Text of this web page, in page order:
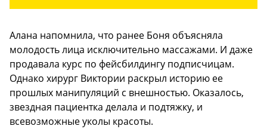
Алана напомнила, что ранее Боня объясняла
молодость лица исключительно массажами. И даже
продавала курс по фейсбилдингу подписчицам.
Однако хирург Виктории раскрыл историю ее
прошлых манипуляций с внешностью. Оказалось,
звездная пациентка делала и подтяжку, и
всевозможные уколы красоты.